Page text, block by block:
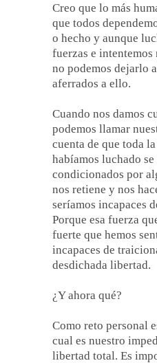
Creo que lo más
que todos
o hecho y aunque
fuerzas e
no podemos dejarlo
aferrados a ello.
Cuando nos damos
podemos llamar
cuenta de que toda
habíamos luchado
condicionados por
nos retiene y nos
seríamos incapaces
Porque esa fuerza
fuerte que hemos
incapaces de
desdichada libertad.
¿Y ahora qué?
Como reto personal
cual es nuestro
libertad total. Es